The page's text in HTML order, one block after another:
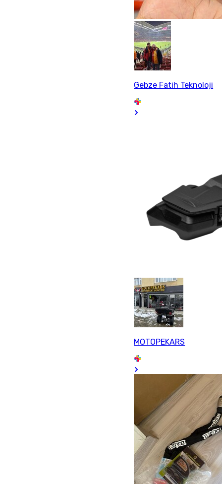
Gebze Fatih Teknoloji
MOTOPEKARS